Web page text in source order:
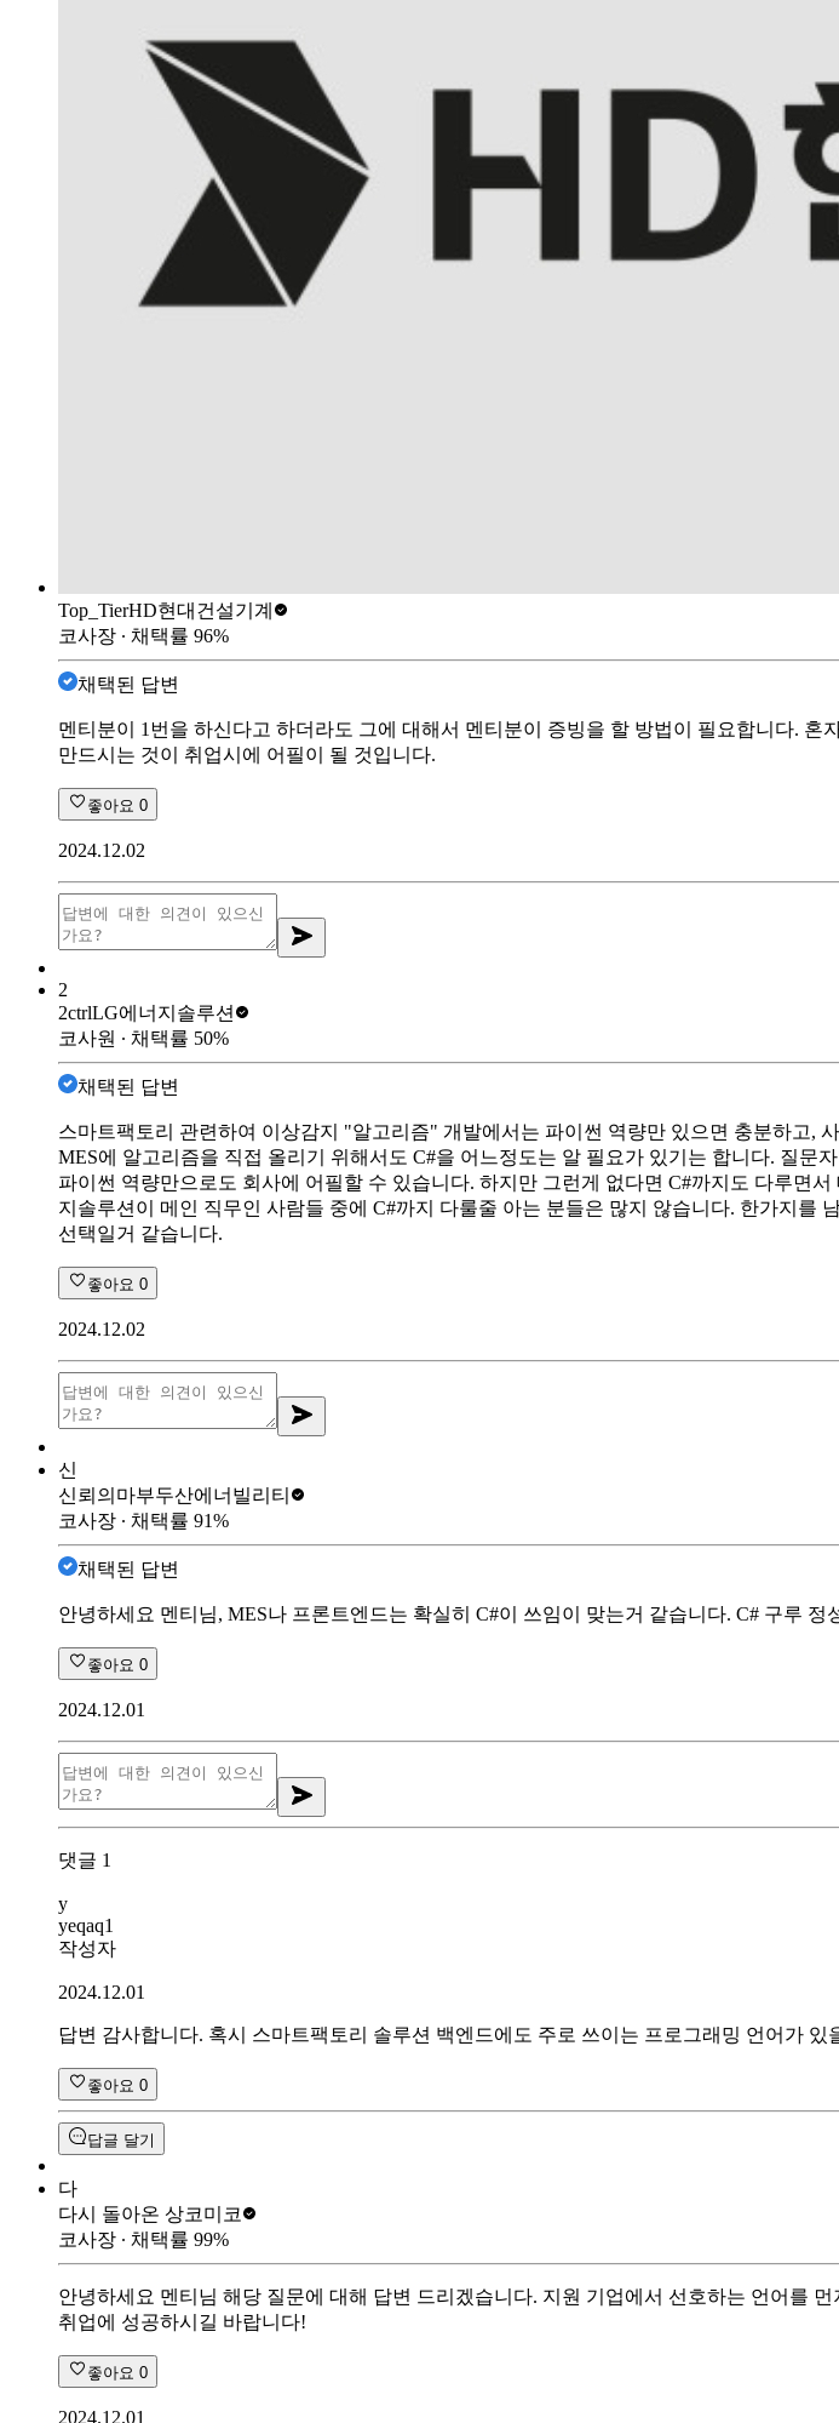
Top_TierHD현대건설기계
코사장 ∙ 채택률 96%
채택된 답변
멘티분이 1번을 하신다고 하더라도 그에 대해서 멘티분이 증빙을 할 방법이 필요합니다.
만드시는 것이 취업시에 어필이 될 것입니다.
좋아요 0
2024.12.02
2
2ctrlLG에너지솔루션
코사원 ∙ 채택률 50%
채택된 답변
스마트팩토리 관련하여 이상감지 "알고리즘" 개발에서는 파이썬 역량만 있으면 충분하고,
MES에 알고리즘을 직접 올리기 위해서도 C#을 어느정도는 알 필요가 있기는 합니다. 질
파이썬 역량만으로도 회사에 어필할 수 있습니다. 하지만 그런게 없다면 C#까지도 다루면
지솔루션이 메인 직무인 사람들 중에 C#까지 다룰줄 아는 분들은 많지 않습니다. 한가지
선택일거 같습니다.
좋아요 0
2024.12.02
신
신뢰의마부두산에너빌리티
코사장 ∙ 채택률 91%
채택된 답변
안녕하세요 멘티님, MES나 프론트엔드는 확실히 C#이 쓰임이 맞는거 같습니다. C# 구루
좋아요 0
2024.12.01
댓글 1
y
yeqaq1
작성자
2024.12.01
답변 감사합니다. 혹시 스마트팩토리 솔루션 백엔드에도 주로 쓰이는 프로그래밍 언어가 있
좋아요 0
답글 달기
다
다시 돌아온 상코미코
코사장 ∙ 채택률 99%
안녕하세요 멘티님 해당 질문에 대해 답변 드리겠습니다. 지원 기업에서 선호하는 언어를
취업에 성공하시길 바랍니다!
좋아요 0
2024.12.01